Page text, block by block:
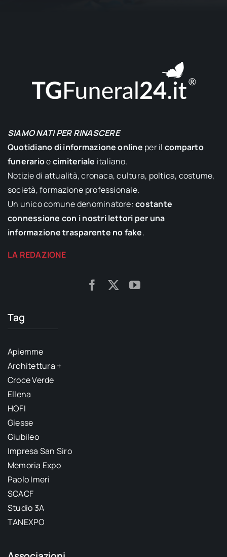
SIAMO NATI PER RINASCERE
Quotidiano di informazione online per il comparto
funerarioecimiteriale italiano.
Notizie di attualità, cronaca, cultura, poltica, costume,
società, formazione professionale.
Un unico comune denominatore:costante
connessione con i nostri lettori per una
informazione trasparente no fake.
LA REDAZIONE
Tag
Apiemme
Architettura +
Croce Verde
Ellena
HOFI
Giesse
Giubileo
Impresa San Siro
Memoria Expo
Paolo Imeri
SCACF
Studio 3A
TANEXPO